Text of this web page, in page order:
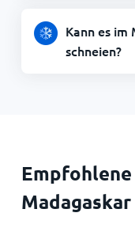
Kann es im
schneien?
Madagaskar